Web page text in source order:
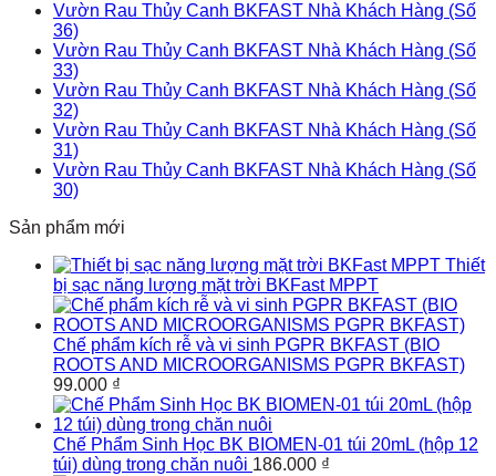
Vườn Rau Thủy Canh BKFAST Nhà Khách Hàng (Số
36)
Vườn Rau Thủy Canh BKFAST Nhà Khách Hàng (Số
33)
Vườn Rau Thủy Canh BKFAST Nhà Khách Hàng (Số
32)
Vườn Rau Thủy Canh BKFAST Nhà Khách Hàng (Số
31)
Vườn Rau Thủy Canh BKFAST Nhà Khách Hàng (Số
30)
Sản phẩm mới
Thiết
bị sạc năng lượng mặt trời BKFast MPPT
Chế phẩm kích rễ và vi sinh PGPR BKFAST (BIO
ROOTS AND MICROORGANISMS PGPR BKFAST)
99.000 ₫
Chế Phẩm Sinh Học BK BIOMEN-01 túi 20mL (hộp 12
túi) dùng trong chăn nuôi 186.000 ₫